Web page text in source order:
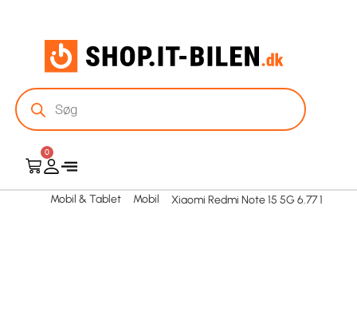
0
Mobil & Tablet Mobil Xiaomi Redmi Note 15 5G 6.77 1